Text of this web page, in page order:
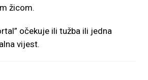
žicom.
očekuje ili tužba ili jedna
vijest.